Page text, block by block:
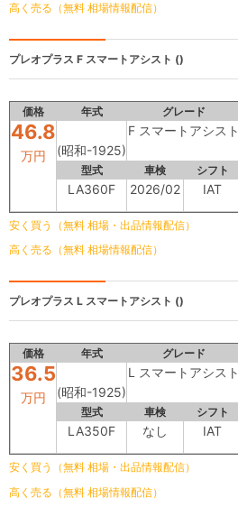
高く売る（無料 相場情報配信）
プレオプラス F スマートアシスト ()
価格 年式 グレード
46.8
万円 (昭和-1925)
F スマートアシスト
型式 車検 シフト
LA360F 2026/02 IAT
安く買う（無料 相場・出品情報配信）
高く売る（無料 相場情報配信）
プレオプラス L スマートアシスト ()
価格 年式 グレード
36.5
万円 (昭和-1925)
L スマートアシスト
型式 車検 シフト
LA350F なし IAT
安く買う（無料 相場・出品情報配信）
高く売る（無料 相場情報配信）